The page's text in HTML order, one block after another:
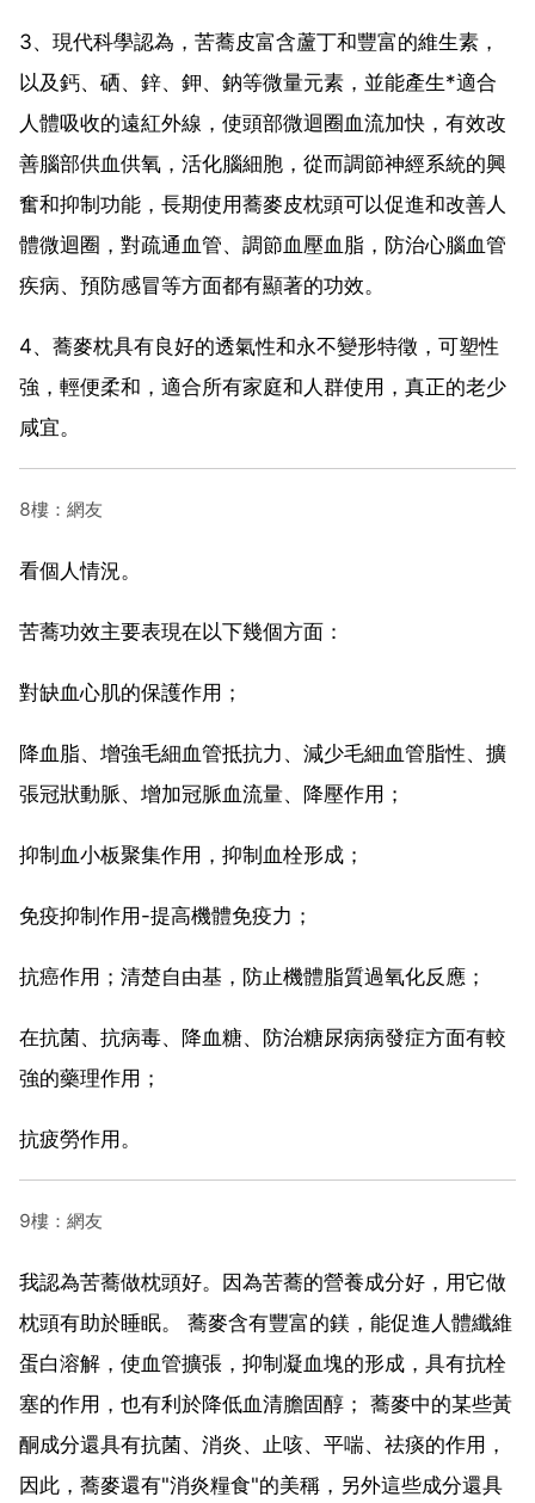
3、現代科學認為，苦蕎皮富含蘆丁和豐富的維生素，
以及鈣、硒、鋅、鉀、鈉等微量元素，並能產生*適合
人體吸收的遠紅外線，使頭部微迴圈血流加快，有效改
善腦部供血供氧，活化腦細胞，從而調節神經系統的興
奮和抑制功能，長期使用蕎麥皮枕頭可以促進和改善人
體微迴圈，對疏通血管、調節血壓血脂，防治心腦血管
疾病、預防感冒等方面都有顯著的功效。
4、蕎麥枕具有良好的透氣性和永不變形特徵，可塑性
強，輕便柔和，適合所有家庭和人群使用，真正的老少
咸宜。
8樓：網友
看個人情況。
苦蕎功效主要表現在以下幾個方面：
對缺血心肌的保護作用；
降血脂、增強毛細血管抵抗力、減少毛細血管脂性、擴
張冠狀動脈、增加冠脈血流量、降壓作用；
抑制血小板聚集作用，抑制血栓形成；
免疫抑制作用-提高機體免疫力；
抗癌作用；清楚自由基，防止機體脂質過氧化反應；
在抗菌、抗病毒、降血糖、防治糖尿病病發症方面有較
強的藥理作用；
抗疲勞作用。
9樓：網友
我認為苦蕎做枕頭好。因為苦蕎的營養成分好，用它做
枕頭有助於睡眠。 蕎麥含有豐富的鎂，能促進人體纖維
蛋白溶解，使血管擴張，抑制凝血塊的形成，具有抗栓
塞的作用，也有利於降低血清膽固醇； 蕎麥中的某些黃
酮成分還具有抗菌、消炎、止咳、平喘、祛痰的作用，
因此，蕎麥還有"消炎糧食"的美稱，另外這些成分還具